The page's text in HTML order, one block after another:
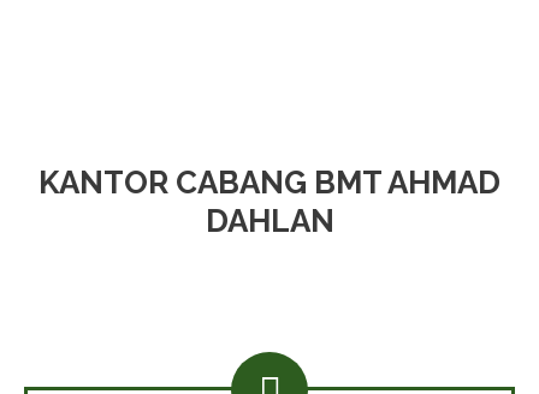
KANTOR CABANG BMT AHMAD
DAHLAN